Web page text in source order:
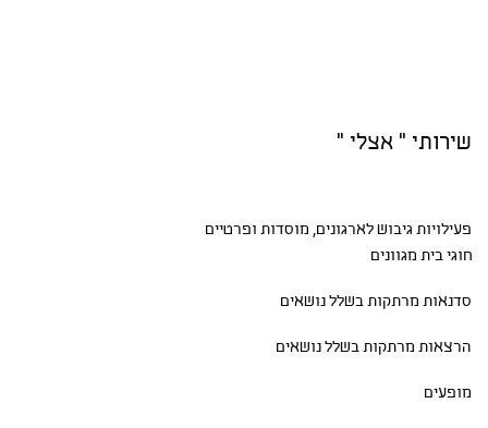
שירותי " אצלי "
פעילויות גיבושלארגונים, מוסדות ופרטיים
חוגי בית מגוונים
סדנאות מרתקות בשלל נושאים
הרצאות מרתקות בשלל נושאים
מופעים